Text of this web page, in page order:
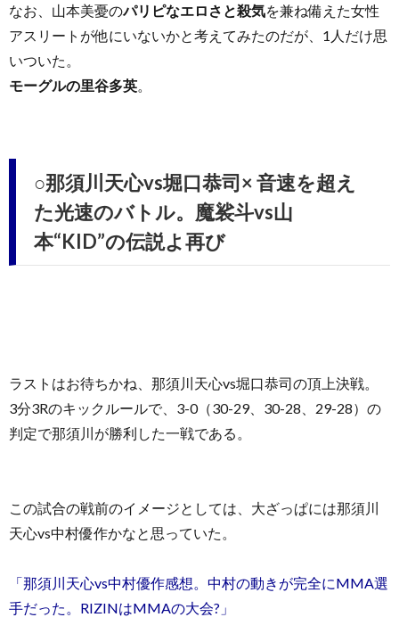
なお、山本美憂のパリピなエロさと殺気を兼ね備えた女性
アスリートが他にいないかと考えてみたのだが、1人だけ思
いついた。
モーグルの里谷多英
○那須川天心vs堀口恭司× 音速を超え
た光速のバトル。魔裟斗vs山
本“KID”の伝説よ再び
ラストはお待ちかね、那須川天心vs堀口恭司の頂上決戦。
3分3Rのキックルールで、3-0（30-29、30-28、29-28）の
判定で那須川が勝利した一戦である。
この試合の戦前のイメージとしては、大ざっぱには那須川
天心vs中村優作かなと思っていた。
「那須川天心vs中村優作感想。中村の動きが完全にMMA選
手だった。RIZINはMMAの大会?」